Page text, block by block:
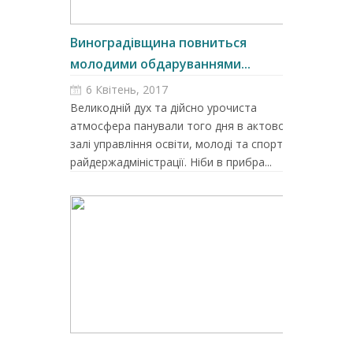
Виноградівщина повниться
молодими обдаруваннями...
6 Квітень, 2017
Великодній дух та дійсно урочиста
атмосфера панували того дня в актовому
залі управління освіти, молоді та спорту
райдержадміністрації. Ніби в прибра...